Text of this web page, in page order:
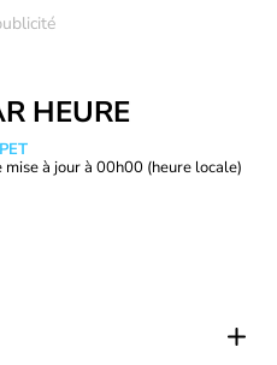
HEURE
mise à jour à 00h00 (heure locale)